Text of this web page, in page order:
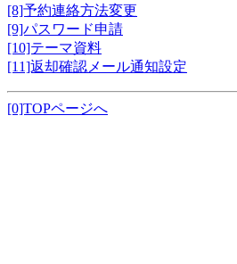
[8]予約連絡方法変更
[9]パスワード申請
[10]テーマ資料
[11]返却確認メール通知設定
[0]TOPページへ